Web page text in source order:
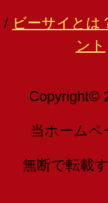
/ ビーサイとは
ント
Copyright©
当ホーム
無断で転載